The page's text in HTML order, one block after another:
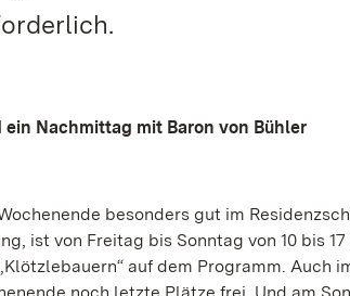
Nachmittag mit Baron von Bühler
besonders gut im
ist von Freitag bis Sonntag von 10 bis
auf dem Programm. Auch